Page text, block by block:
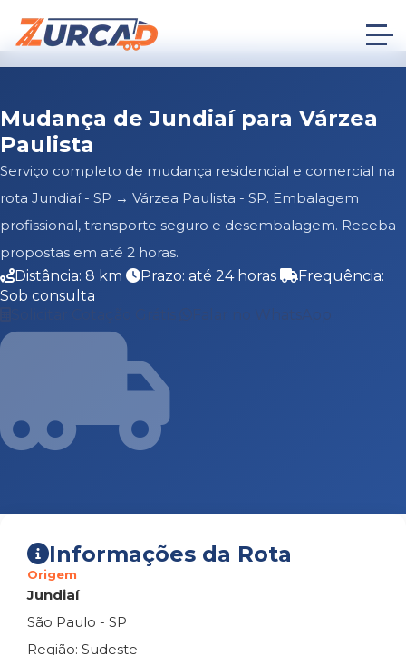
Mudança de Jundiaí para Várzea
Paulista
Serviço completo de mudança residencial e comercial na
rota Jundiaí - SP → Várzea Paulista - SP. Embalagem
profissional, transporte seguro e desembalagem. Receba
propostas em até 2 horas.
Distância: 8 km
Prazo: até 24 horas
Frequência:
Sob consulta
Falar no WhatsApp
Informações da Rota
Origem
Jundiaí
São Paulo - SP
Região: Sudeste